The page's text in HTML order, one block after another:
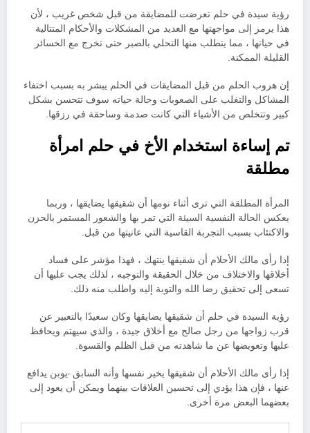
رؤية سيدة في حلم تعرضت للمضايقة من قبل شخص غريب ، لأن
هذا يرمز إلى مواجهتها مع العديد من المشكلات والأحكام المتتالية
في حياتها ، مما يتطلب منها التحلي بالصبر حتى تخرج مع الخسائر
القليلة الممكنة.
إن هروب الحلم من قبل المضايقات في الحلم يبشر به بسبب اختفاء
المشاكل والتغلب على الصعوبات وحالة حياته سوف تتحسن بشكل
كبير وتتخلص من الأشياء التي كانت صدمة وساحقة في رزقها.
تم إساءة استخدام الأخ في حلم امرأة
مطلقة
المرأة المطلقة التي ترى أثناء نومها أن شقيقها يضايقها ، وربما
يعكس الحالة النفسية السيئة التي تمر بها والشعور المستمر بالحزن
والاكتئاب بسبب التجربة القاسية التي عانيتها من قبل.
إذا رأى مالك الأحلام أن شقيقها ينتهك ، فهذا مؤشر على فساد
أخلاقها والاختلاف من خلال الحقيقة والتوجيه ، لذلك يجب عليها أن
تسعى إلى تحقيق رضا الله والتوبة إليه واطلب منه ذلك.
رؤية السيدة في حلم أن شقيقها يضايقها وكان سعيدًا بالتعبير عن
قرب زواجها من رجل صالح مع أخلاق جيدة ، والذي سيهتم ويحافظ
عليها وتعويضها عن ما شاهدته من قبل الظلم والقسوة.
إذا رأى مالك الأحلام أن شقيقها يخير نفسها وأنه السابق -يوبن يدافع
عنها ، فإن هذا يؤدي إلى تحسين العلاقات بينهما ويمكن أن يعود إلى
بعضهما البعض مرة أخرى.